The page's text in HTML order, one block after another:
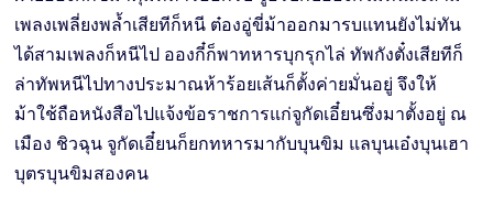
เพลงเพลี่ยงพลํ้าเสียทีก็หนี ต๋องอู่ขี่ม้าออกมารบแทนยังไม่ทัน
ได้สามเพลงก็หนีไป อองกี๋ก็พาทหารบุกรุกไล่ ทัพกังตั๋งเสียทีก็
ล่าทัพหนีไปทางประมาณห้าร้อยเส้นก็ตั้งค่ายมั่นอยู่ จึงให้
ม้าใช้ถือหนังสือไปแจ้งข้อราชการแก่จูกัดเอี๋ยนซึ่งมาตั้งอยู่ ณ
เมือง ชิวฉุน จูกัดเอี๋ยนก็ยกทหารมากับบุนขิม แลบุนเอ๋งบุนเฮา
บุตรบุนขิมสองคน